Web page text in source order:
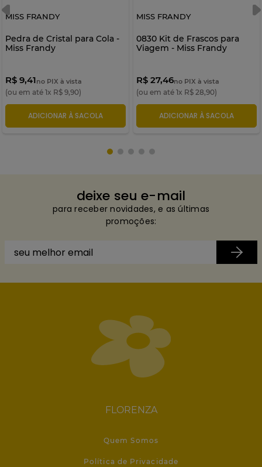
MISS FRANDY
Pedra de Cristal para Cola -
Miss Frandy
R$ 9,41no PIX à vista
(ou em até 1x R$ 9,90)
ADICIONAR À SACOLA
MISS FRANDY
0830 Kit de Frascos para
Viagem - Miss Frandy
R$ 27,46no PIX à vista
(ou em até 1x R$ 28,90)
ADICIONAR À SACOLA
deixe seu e-mail
para receber novidades, e as últimas
promoções:
FLORENZA
Quem Somos
Política de Privacidade